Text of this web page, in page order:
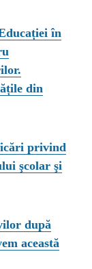
în
din
privind
şcolar şi
după
această